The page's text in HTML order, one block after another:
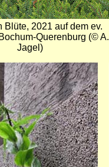
Blüte, 2021 auf dem ev.
Querenburg (© A.
Jagel)